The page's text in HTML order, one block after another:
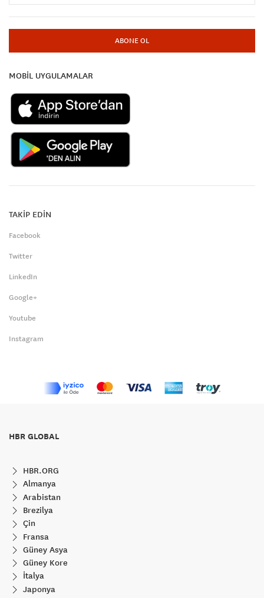
ABONE OL
MOBİL UYGULAMALAR
TAKİP EDİN
Facebook
Twitter
LinkedIn
Google+
Youtube
Instagram
HBR GLOBAL
HBR.ORG
Almanya
Arabistan
Brezilya
Çin
Fransa
Güney Asya
Güney Kore
İtalya
Japonya